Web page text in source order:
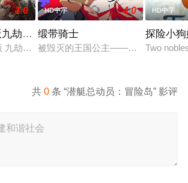
1.0
劫焚天
九劫焚天》是动画《完美世界》的第二部剧
HD中字 4.0
缎带骑士
被毁灭的王国公主——萨菲娅。灾厄“
HD中字
探险小
Two
共0 条 “潜艇总动员：冒险岛” 影评